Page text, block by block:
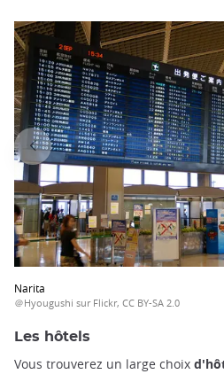
Narita
＠Hyougushi sur Flickr, CC BY-SA 2.0
Les hôtels
Vous trouverez un large choix